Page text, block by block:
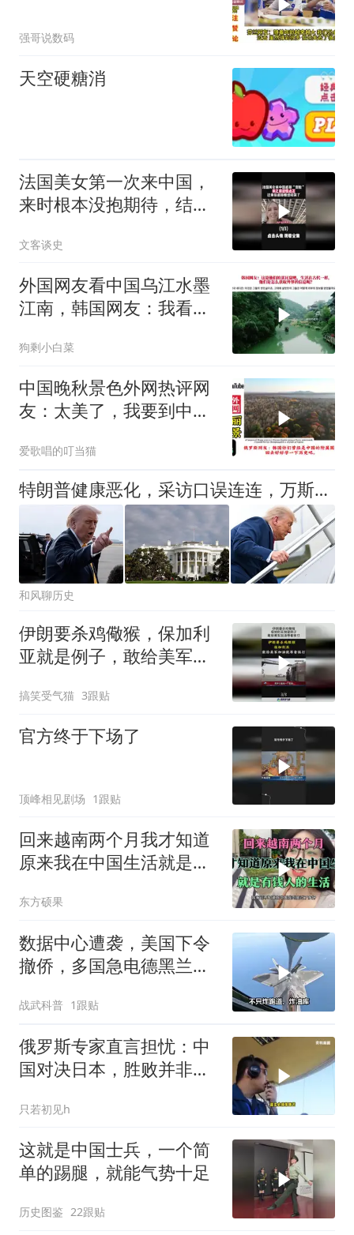
强哥说数码
天空硬糖消
法国美女第一次来中国，
来时根本没抱期待，结果
文客谈史
外国网友看中国乌江水墨
江南，韩国网友：我看见
狗剩小白菜
中国晚秋景色外网热评网
友：太美了，我要到中国
爱歌唱的叮当猫
特朗普健康恶化，采访口误连连，万斯接班？
和风聊历史
伊朗要杀鸡儆猴，保加利
亚就是例子，敢给美军加
搞笑受气猫 3跟贴
官方终于下场了
顶峰相见剧场 1跟贴
回来越南两个月我才知道
原来我在中国生活就是有
东方硕果
数据中心遭袭，美国下令
撤侨，多国急电德黑兰，
战武科普 1跟贴
俄罗斯专家直言担忧：中
国对决日本，胜败并非唯
只若初见h
这就是中国士兵，一个简
单的踢腿，就能气势十足
历史图鉴 22跟贴